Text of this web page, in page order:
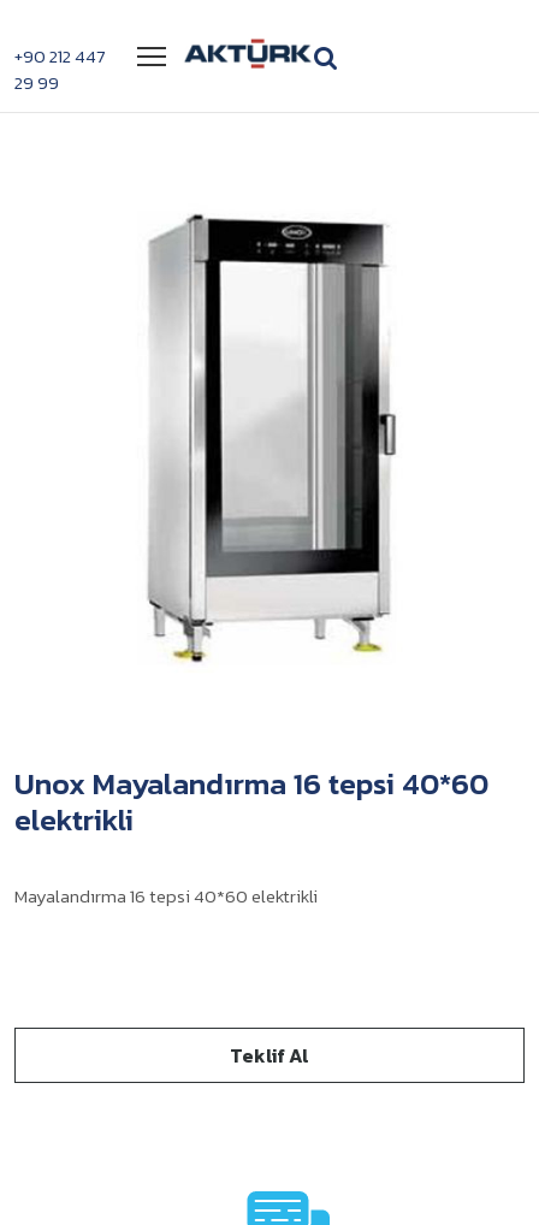
+90 212 447
29 99
Menü
Unox Mayalandırma 16 tepsi 40*60
elektrikli
Mayalandırma 16 tepsi 40*60 elektrikli
Teklif Al